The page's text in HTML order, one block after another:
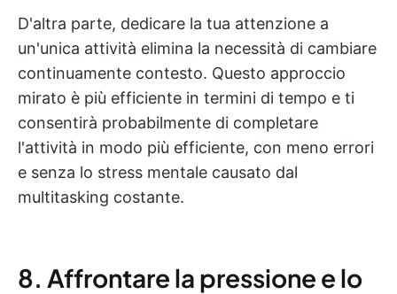
D'altra parte, dedicare la tua attenzione a
un'unica attività elimina la necessità di cambiare
continuamente contesto. Questo approccio
mirato è più efficiente in termini di tempo e ti
consentirà probabilmente di completare
l'attività in modo più efficiente, con meno errori
e senza lo stress mentale causato dal
multitasking costante.
8. Affrontare la pressione e lo